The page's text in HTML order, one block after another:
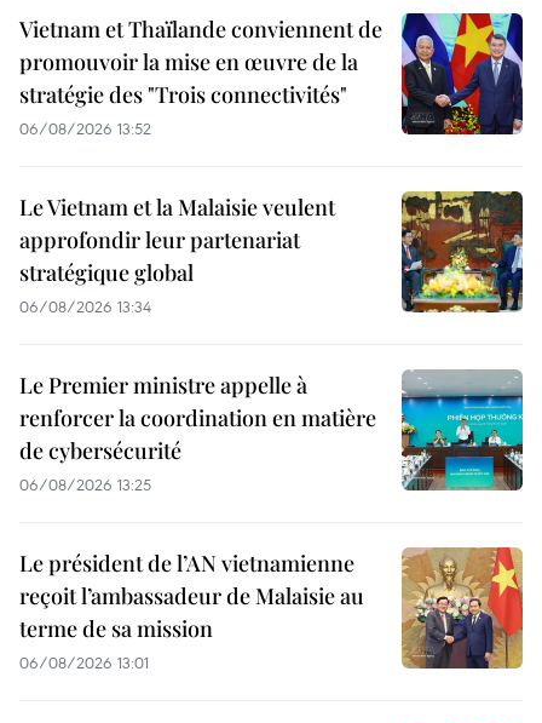
Vietnam et Thaïlande conviennent de
promouvoir la mise en œuvre de la
stratégie des "Trois connectivités"
06/08/2026 13:52
Le Vietnam et la Malaisie veulent
approfondir leur partenariat
stratégique global
06/08/2026 13:34
Le Premier ministre appelle à
renforcer la coordination en matière
de cybersécurité
06/08/2026 13:25
Le président de l’AN vietnamienne
reçoit l’ambassadeur de Malaisie au
terme de sa mission
06/08/2026 13:01